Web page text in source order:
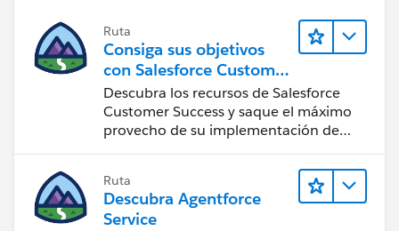
Ruta
Consiga sus objetivos
con Salesforce Customer
Success
Descubra los recursos de Salesforce
Customer Success y saque el máximo
provecho de su implementación de
Ruta
Descubra Agentforce
Service